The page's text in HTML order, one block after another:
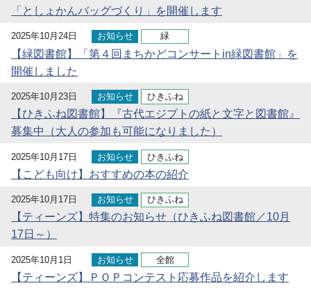
「としょかんバッグづくり」を開催します
2025年10月24日 お知らせ 緑
【緑図書館】「第４回まちかどコンサートin緑図書館」を
開催しました
2025年10月23日 お知らせ ひきふね
【ひきふね図書館】『古代エジプトの紙と文字と図書館』
募集中（大人の参加も可能になりました）
2025年10月17日 お知らせ ひきふね
【こども向け】おすすめの本の紹介
2025年10月17日 お知らせ ひきふね
【ティーンズ】特集のお知らせ（ひきふね図書館／10月
17日～）
2025年10月1日 お知らせ 全館
【ティーンズ】ＰＯＰコンテスト応募作品を紹介します